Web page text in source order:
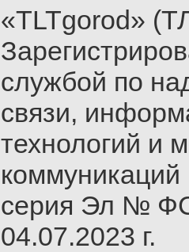
«TLTgorod»
службой по
связи,
технологий и
серия Эл №
04.07.2023 г.